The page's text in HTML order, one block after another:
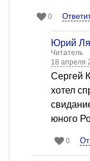
0
Юрий
Читатель
18 апреля
Сергей
хотел
юного
0